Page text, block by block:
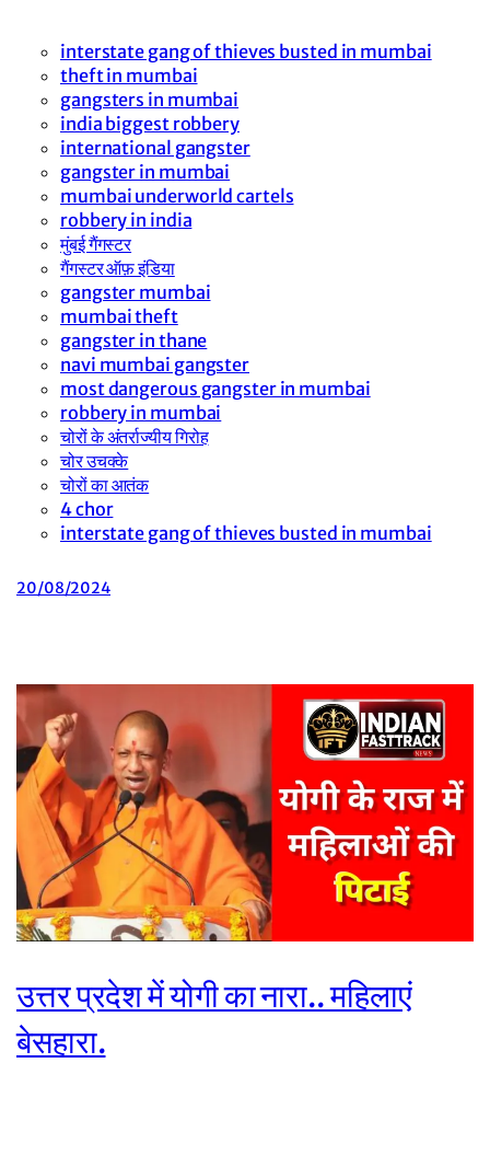
interstate gang of thieves busted in mumbai
theft in mumbai
gangsters in mumbai
india biggest robbery
international gangster
gangster in mumbai
mumbai underworld cartels
robbery in india
मुंबई गैंगस्टर
गैंगस्टर ऑफ़ इंडिया
gangster mumbai
mumbai theft
gangster in thane
navi mumbai gangster
most dangerous gangster in mumbai
robbery in mumbai
चोरों के अंतर्राज्यीय गिरोह
चोर उचक्के
चोरों का आतंक
4 chor
interstate gang of thieves busted in mumbai
20/08/2024
उत्तर प्रदेश में योगी का नारा.. महिलाएं
बेसहारा.